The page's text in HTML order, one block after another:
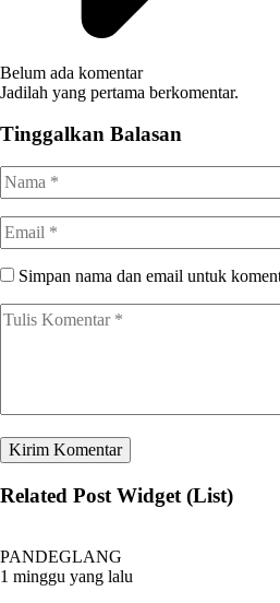
Belum ada komentar
Jadilah yang pertama berkomentar.
Tinggalkan Balasan
Simpan nama dan email untuk
Related Post Widget (List)
PANDEGLANG
1 minggu yang lalu